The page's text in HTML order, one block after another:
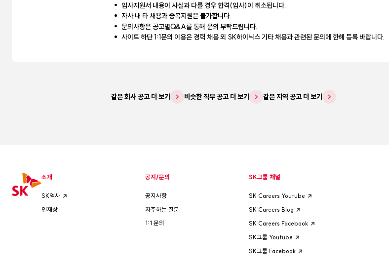
입사지원서 내용이 사실과 다를 경우 합격(입사)이 취소됩니다.
자사 내 타 채용과 중복지원은 불가합니다.
문의사항은 공고별Q&A를 통해 문의 부탁드립니다.
사이트 하단 1:1문의 이용은 경력 채용 외 SK하이닉스 기타 채용과 관련된 문의에 한해 등록 바랍니다.
같은 회사 공고 더 보기 비슷한 직무 공고 더 보기 같은 지역 공고 더 보기
소개
SK역사
인재상
공지/문의
공지사항
자주하는 질문
1:1 문의
SK그룹 채널
SK Careers Youtube
SK Careers Blog
SK Careers Facebook
SK그룹 Youtube
SK그룹 Facebook